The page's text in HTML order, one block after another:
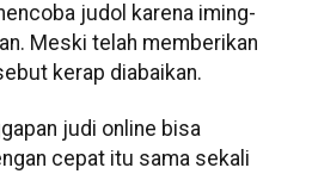
judol karena iming-
Meski telah memberikan
kerap diabaikan.
judi online bisa
cepat itu sama sekali